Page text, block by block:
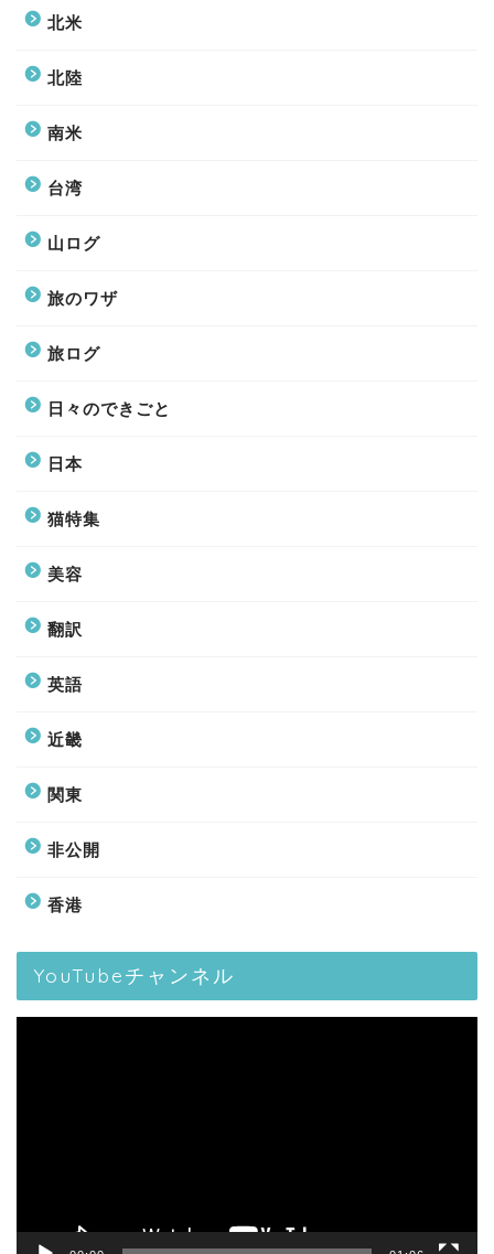
北米
北陸
南米
台湾
山ログ
旅のワザ
旅ログ
日々のできごと
日本
猫特集
美容
翻訳
英語
近畿
関東
非公開
香港
YouTubeチャンネル